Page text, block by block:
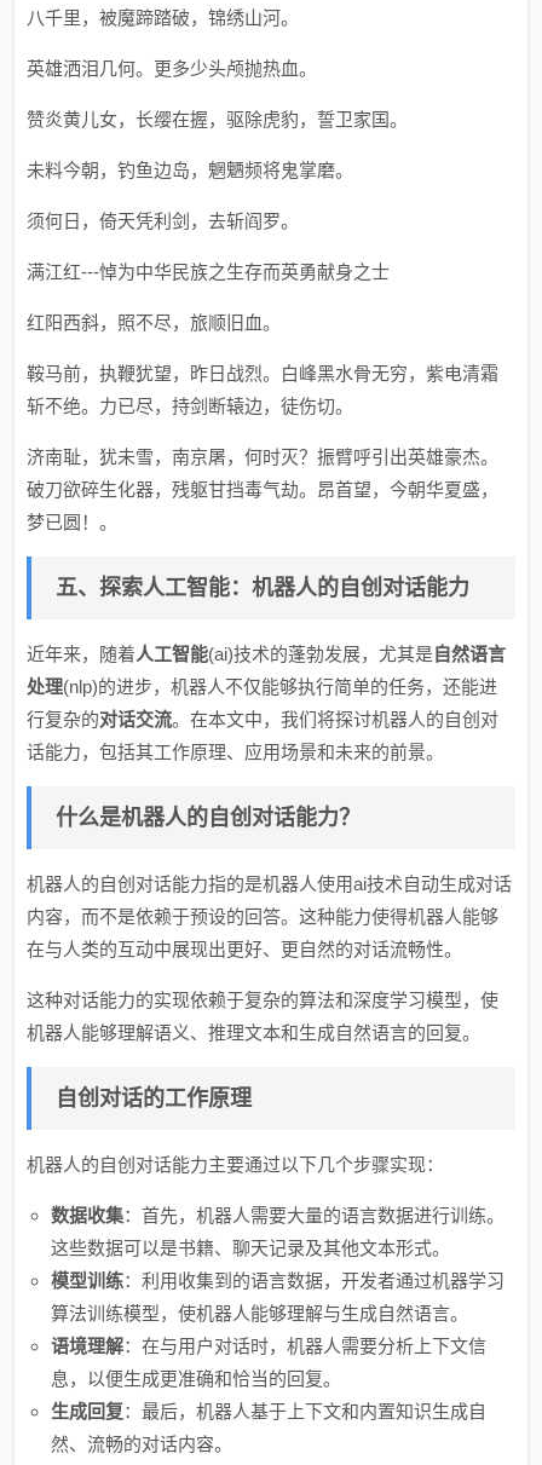
八千里，被魔蹄踏破，锦绣山河。
英雄洒泪几何。更多少头颅抛热血。
赞炎黄儿女，长缨在握，驱除虎豹，誓卫家国。
未料今朝，钓鱼边岛，魍魉频将鬼掌磨。
须何日，倚天凭利剑，去斩阎罗。
满江红---悼为中华民族之生存而英勇献身之士
红阳西斜，照不尽，旅顺旧血。
鞍马前，执鞭犹望，昨日战烈。白峰黑水骨无穷，紫电清霜
斩不绝。力已尽，持剑断辕边，徒伤切。
济南耻，犹未雪，南京屠，何时灭？振臂呼引出英雄豪杰。
破刀欲碎生化器，残躯甘挡毒气劫。昂首望，今朝华夏盛，
梦已圆！。
五、探索人工智能：机器人的自创对话能力
近年来，随着人工智能(ai)技术的蓬勃发展，尤其是自然语言
处理(nlp)的进步，机器人不仅能够执行简单的任务，还能进
行复杂的对话交流。在本文中，我们将探讨机器人的自创对
话能力，包括其工作原理、应用场景和未来的前景。
什么是机器人的自创对话能力？
机器人的自创对话能力指的是机器人使用ai技术自动生成对话
内容，而不是依赖于预设的回答。这种能力使得机器人能够
在与人类的互动中展现出更好、更自然的对话流畅性。
这种对话能力的实现依赖于复杂的算法和深度学习模型，使
机器人能够理解语义、推理文本和生成自然语言的回复。
自创对话的工作原理
机器人的自创对话能力主要通过以下几个步骤实现：
数据收集：首先，机器人需要大量的语言数据进行训练。
这些数据可以是书籍、聊天记录及其他文本形式。
模型训练：利用收集到的语言数据，开发者通过机器学习
算法训练模型，使机器人能够理解与生成自然语言。
语境理解：在与用户对话时，机器人需要分析上下文信
息，以便生成更准确和恰当的回复。
生成回复：最后，机器人基于上下文和内置知识生成自
然、流畅的对话内容。